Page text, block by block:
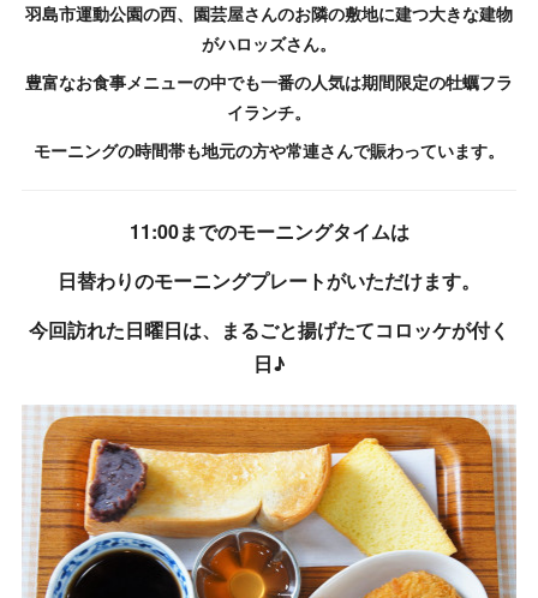
羽島市運動公園の西、園芸屋さんのお隣の敷地に建つ大きな建物
がハロッズさん。
豊富なお食事メニューの中でも一番の人気は期間限定の牡蠣フラ
イランチ。
モーニングの時間帯も地元の方や常連さんで賑わっています。
11:00までのモーニングタイムは
日替わりのモーニングプレートがいただけます。
今回訪れた日曜日は、まるごと揚げたてコロッケが付く
日♪